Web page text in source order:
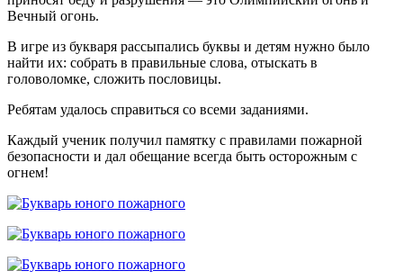
Вечный огонь.
В игре из букваря рассыпались буквы и детям нужно было
найти их: собрать в правильные слова, отыскать в
головоломке, сложить пословицы.
Ребятам удалось справиться со всеми заданиями.
Каждый ученик получил памятку с правилами пожарной
безопасности и дал обещание всегда быть осторожным с
огнем!